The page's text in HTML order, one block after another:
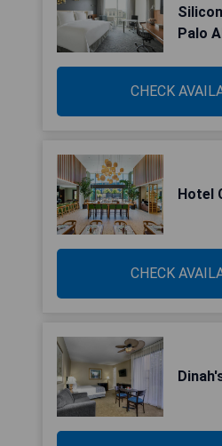
Palo
CHECK
Hotel
CHECK